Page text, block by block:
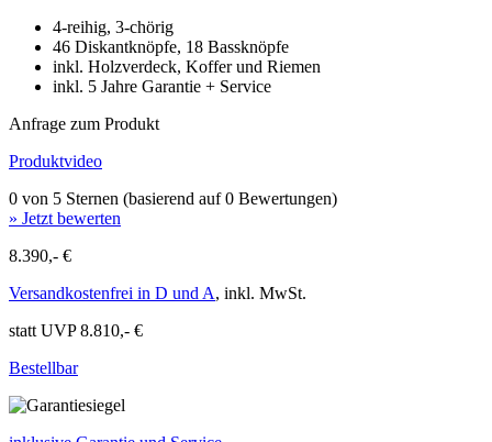
4-reihig, 3-chörig
46 Diskantknöpfe, 18 Bassknöpfe
inkl. Holzverdeck, Koffer und Riemen
inkl. 5 Jahre Garantie + Service
Anfrage zum Produkt
Produktvideo
0 von 5 Sternen (basierend auf 0 Bewertungen)
» Jetzt bewerten
8.390,- €
Versandkostenfrei in D und A, inkl. MwSt.
statt UVP 8.810,- €
Bestellbar